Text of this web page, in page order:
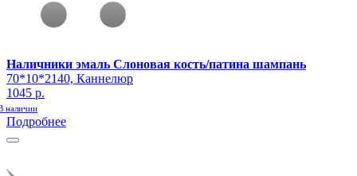
Наличники эмаль Слоновая кость/патина шампань
70*10*2140, Каннелюр
1045 р.
наличии
Подробнее